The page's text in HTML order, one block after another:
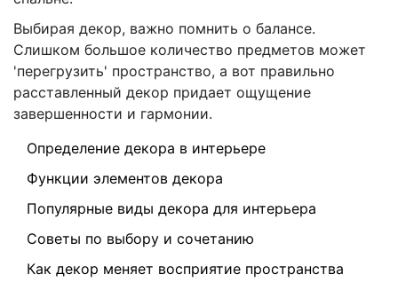
Выбирая декор, важно помнить о балансе.
Слишком большое количество предметов может
'перегрузить' пространство, а вот правильно
расставленный декор придает ощущение
завершенности и гармонии.
Определение декора в интерьере
Функции элементов декора
Популярные виды декора для интерьера
Советы по выбору и сочетанию
Как декор меняет восприятие пространства